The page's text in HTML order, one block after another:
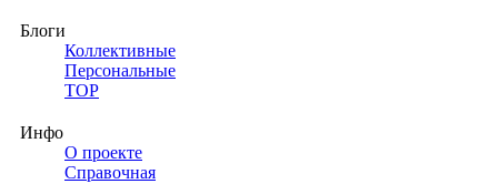
Блоги
Коллективные
Персональные
TOP
Инфо
О проекте
Справочная